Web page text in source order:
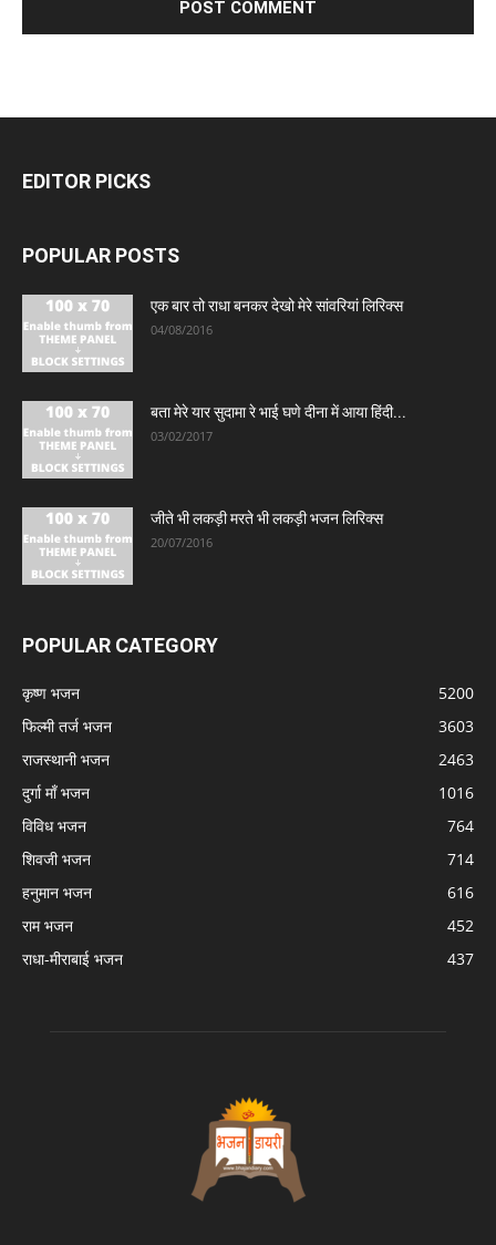
EDITOR PICKS
POPULAR POSTS
एक बार तो राधा बनकर देखो मेरे सांवरियां लिरिक्स
04/08/2016
बता मेरे यार सुदामा रे भाई घणे दीना में आया हिंदी...
03/02/2017
जीते भी लकड़ी मरते भी लकड़ी भजन लिरिक्स
20/07/2016
POPULAR CATEGORY
कृष्ण भजन
5200
फिल्मी तर्ज भजन
3603
राजस्थानी भजन
2463
दुर्गा माँ भजन
1016
विविध भजन
764
शिवजी भजन
714
हनुमान भजन
616
राम भजन
452
राधा-मीराबाई भजन
437